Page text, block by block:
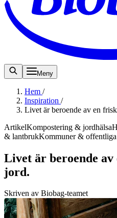
Meny
Hem /
Inspiration /
Livet är beroende av en
ArtikelKompostering & jordhälsa
& lantbrukKommuner &
Livet är beroende av
jord.
Skriven av Biobag-teamet